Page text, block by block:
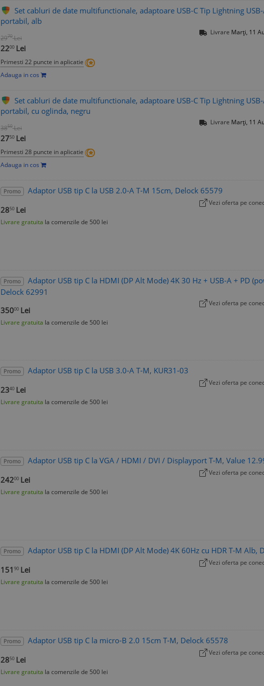
Set cabluri de date multifunctionale, adaptoare USB-C Tip Lightning
portabil, alb
2970 Lei
2200 Lei
Primesti 22 puncte in aplicatie
Adauga in cos
Livrare Marți, 11
Set cabluri de date multifunctionale, adaptoare USB-C Tip Lightning
portabil, cu oglinda, negru
3850 Lei
2750 Lei
Primesti 28 puncte in aplicatie
Adauga in cos
Livrare Marți, 11
Promo
Adaptor USB tip C la USB 2.0-A T-M 15cm, Delock 65579
2850 Lei
Livrare gratuita la comenzile de 500 lei
Vezi oferta pe
Promo
Adaptor USB tip C la HDMI (DP Alt Mode) 4K 30 Hz + USB-A + PD
Delock 62991
35000 Lei
Livrare gratuita la comenzile de 500 lei
Vezi oferta pe
Promo
Adaptor USB tip C la USB 3.0-A T-M, KUR31-03
2340 Lei
Livrare gratuita la comenzile de 500 lei
Vezi oferta pe
Promo
Adaptor USB tip C la VGA / HDMI / DVI / Displayport T-M, Value
24200 Lei
Livrare gratuita la comenzile de 500 lei
Vezi oferta pe
Promo
Adaptor USB tip C la HDMI (DP Alt Mode) 4K 60Hz cu HDR T-M Alb,
151 90 Lei
Livrare gratuita la comenzile de 500 lei
Vezi oferta pe
Promo
Adaptor USB tip C la micro-B 2.0 15cm T-M, Delock 65578
2850 Lei
Livrare gratuita la comenzile de 500 lei
Vezi oferta pe